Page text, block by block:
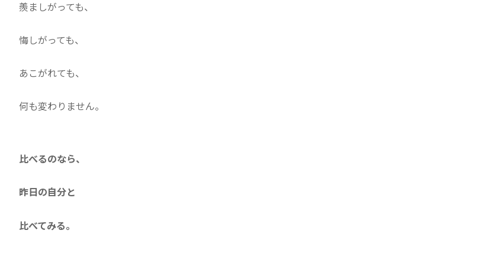
羨ましがっても、
悔しがっても、
あこがれても、
何も変わりません。
比べるのなら、
昨日の自分と
比べてみる。